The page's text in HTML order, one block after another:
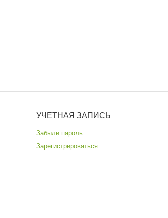
УЧЕТНАЯ ЗАПИСЬ
Забыли пароль
Зарегистрироваться